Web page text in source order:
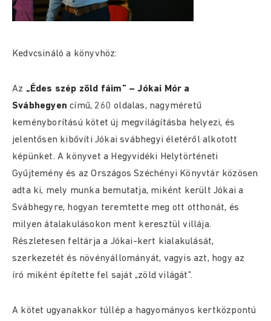
Kedvcsináló a könyvhöz:
Az „Édes szép zöld fáim” – Jókai Mór a
Svábhegyen című, 260 oldalas, nagyméretű
keményborítású kötet új megvilágításba helyezi, és
jelentősen kibővíti Jókai svábhegyi életéről alkotott
képünket. A könyvet a Hegyvidéki Helytörténeti
Gyűjtemény és az Országos Széchényi Könyvtár közösen
adta ki, mely munka bemutatja, miként került Jókai a
Svábhegyre, hogyan teremtette meg ott otthonát, és
milyen átalakulásokon ment keresztül villája.
Részletesen feltárja a Jókai-kert kialakulását,
szerkezetét és növényállományát, vagyis azt, hogy az
író miként építette fel saját „zöld világát”.
A kötet ugyanakkor túllép a hagyományos kertközpontú